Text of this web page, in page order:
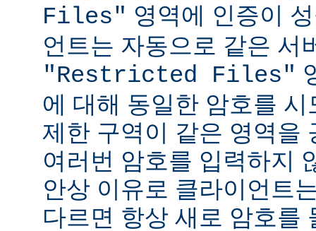
Files" 영역에 인증이
언트는 자동으로 같은 서
"Restricted Files"
에 대해 동일한 암호를
제한 구역이 같은 영역을
여러번 암호를 입력하지
안상 이유로 클라이언트
다르면 항상 새로 암호를